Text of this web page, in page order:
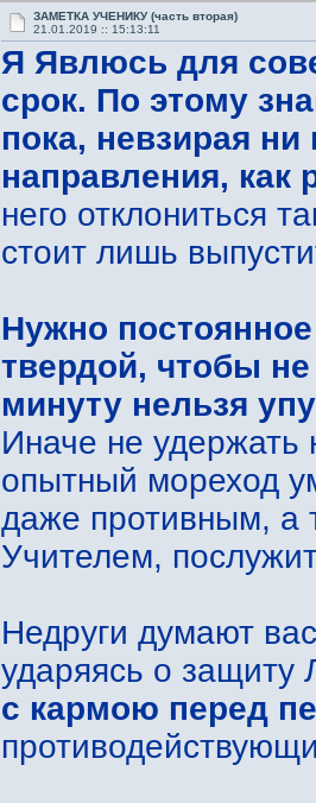
ЗАМЕТКА УЧЕНИКУ (часть вторая)
21.01.2019 :: 15:13:11
Я Явлюсь для
срок. По этому
пока, невзирая
направления,
него отклониться
стоит лишь
Нужно
твердой, чтобы
минуту нельзя
Иначе не удержать
опытный мореход
даже противным, а
Учителем,
Недруги думают
ударяясь о защиту
с кармою перед